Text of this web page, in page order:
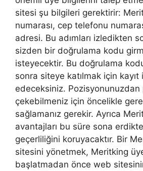
sitesi şu bilgileri gerektirir:
numarası, cep telefonu
adresi. Bu adımları izledikten
sizden bir doğrulama kodu
isteyecektir. Bu doğrulama
sonra siteye katılmak için
edeceksiniz. Pozisyonunuzdan
çekebilmeniz için öncelikle
sağlamanız gerekir. Ayrıca
avantajları bu süre sona
geçerliliğini koruyacaktır. Bir
sitesini yönetmek, Meritking
başlatmadan önce web